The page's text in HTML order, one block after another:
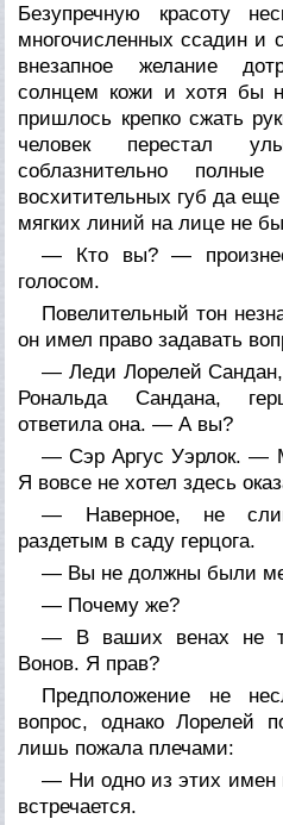
Безупречную красоту
многочисленных ссадин и
внезапное желание
солнцем кожи и хотя бы
пришлось крепко сжать
человек перестал
соблазнительно
восхитительных губ да
мягких линий на лице не
— Кто вы? — произнес
голосом.
Повелительный тон
он имел право задавать
— Леди Лорелей
Рональда Сандана,
ответила она. — А вы?
— Сэр Аргус Уэрлок. —
Я вовсе не хотел здесь
— Наверное, не
раздетым в саду герцога.
— Вы не должны были
— Почему же?
— В ваших венах не
Вонов. Я прав?
Предположение не
вопрос, однако Лорелей
лишь пожала плечами:
— Ни одно из этих имен
встречается.